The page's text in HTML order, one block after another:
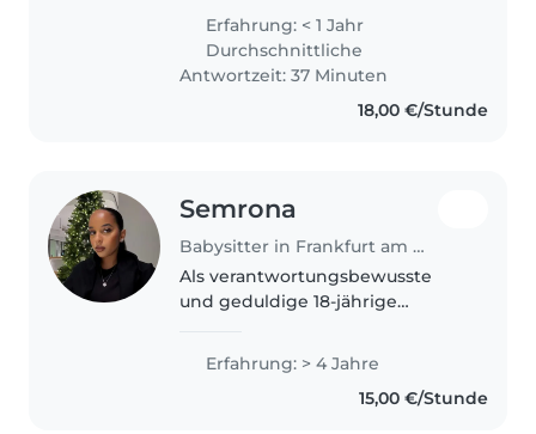
njima. Volim čitati, izradu i igrati
se s djecom. Jako sam strpljiva i
brižna osoba. Također..
Erfahrung: < 1 Jahr
Durchschnittliche
Antwortzeit: 37 Minuten
18,00 €/Stunde
Semrona
Babysitter in Frankfurt am Main
Als verantwortungsbewusste
und geduldige 18-jährige
insbesondere mit Kleinkindern.
Neben Deutsch spreche ich
Erfahrung: > 4 Jahre
15,00 €/Stunde